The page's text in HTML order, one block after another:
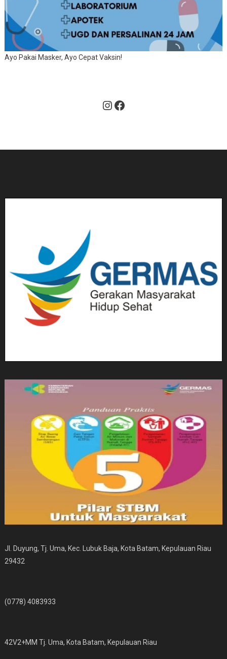
Ayo Pakai Masker, Ayo Cepat Vaksin!
Instagram
Facebook
Jl. Duyung, Tj. Uma, Kec. Lubuk Baja, Kota Batam, Kepulauan Riau
29432
(0778) 4083933
42V2+MM Tj. Uma, Kota Batam, Kepulauan Riau